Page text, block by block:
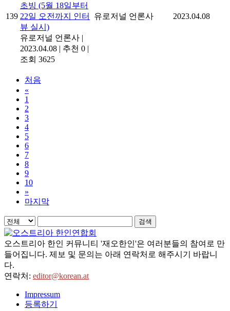
139
초빙 (5월 18일부터
22일 오전까지 인터
뷰 실시)
유로저널 언론사 |
2023.04.08 | 추천 0 |
조회 3625
유로저널 언론사 2023.04.08
처음
«
1
2
3
4
5
6
7
8
9
10
»
마지막
검색
오스트리아 한인 커뮤니티 '재오한인'은 여러분들의 참여로 만
들어집니다. 제보 및 문의는 아래 연락처로 해주시기 바랍니
다.
연락처: editor@korean.at
Impressum
등록하기